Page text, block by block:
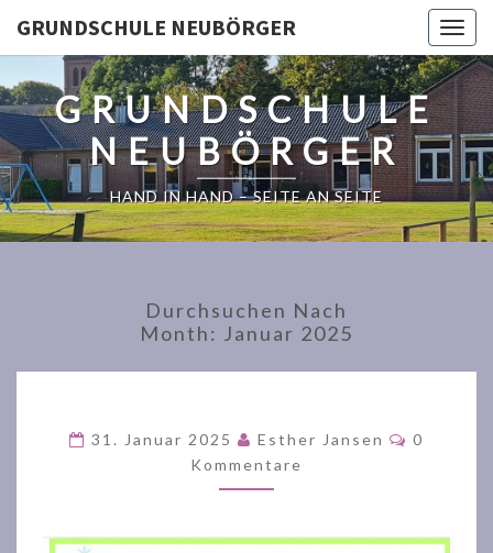
GRUNDSCHULE NEUBÖRGER
GRUNDSCHULE
NEUBÖRGER
HAND IN HAND – SEITE AN SEITE
Durchsuchen Nach
Month: Januar 2025
31. Januar 2025 Esther Jansen
0
Kommentare